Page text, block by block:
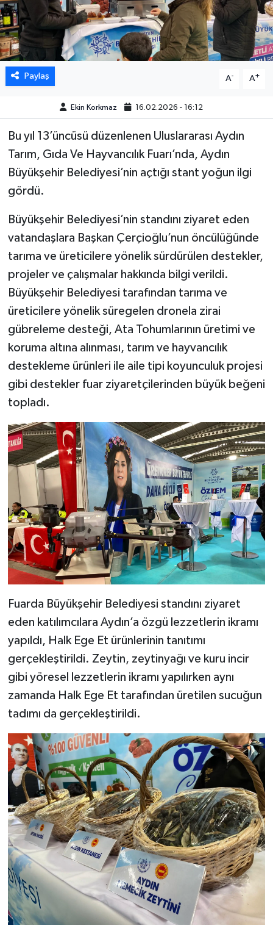
Paylaş A- A+
Ekin Korkmaz 16.02.2026 - 16:12
Bu yıl 13’üncüsü düzenlenen Uluslararası Aydın
Tarım, Gıda Ve Hayvancılık Fuarı’nda, Aydın
Büyükşehir Belediyesi’nin açtığı stant yoğun ilgi
gördü.
Büyükşehir Belediyesi’nin standını ziyaret eden
vatandaşlara Başkan Çerçioğlu’nun öncülüğünde
tarıma ve üreticilere yönelik sürdürülen destekler,
projeler ve çalışmalar hakkında bilgi verildi.
Büyükşehir Belediyesi tarafından tarıma ve
üreticilere yönelik süregelen dronela zirai
gübreleme desteği, Ata Tohumlarının üretimi ve
koruma altına alınması, tarım ve hayvancılık
destekleme ürünleri ile aile tipi koyunculuk projesi
gibi destekler fuar ziyaretçilerinden büyük beğeni
topladı.
Fuarda Büyükşehir Belediyesi standını ziyaret
eden katılımcılara Aydın’a özgü lezzetlerin ikramı
yapıldı, Halk Ege Et ürünlerinin tanıtımı
gerçekleştirildi. Zeytin, zeytinyağı ve kuru incir
gibi yöresel lezzetlerin ikramı yapılırken aynı
zamanda Halk Ege Et tarafından üretilen sucuğun
tadımı da gerçekleştirildi.
GENEL
GÜNDEM
HABERDE İNSAN
KÜLTÜR SANAT
MAGAZİN
ÖZEL HABER
ŞİRKET HABERLERİ
SPOR
TEKNOLOJİ
YAŞAM
YEREL
AFYON
AFYONKARAHİSAR
AYDIN
DENİZLİ
İZMİR
KÜTAHYA
MANİSA
MUĞLA
UŞAK
YURT